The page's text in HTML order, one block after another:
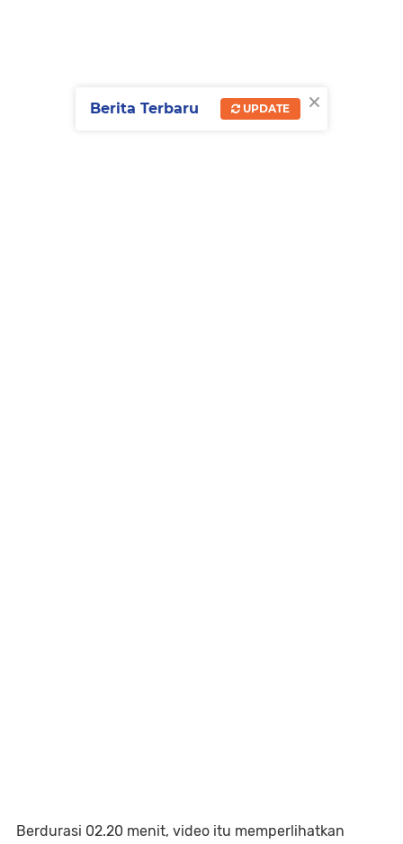
Berdurasi 02.20 menit, video itu memperlihatkan
×
Berita Terbaru UPDATE